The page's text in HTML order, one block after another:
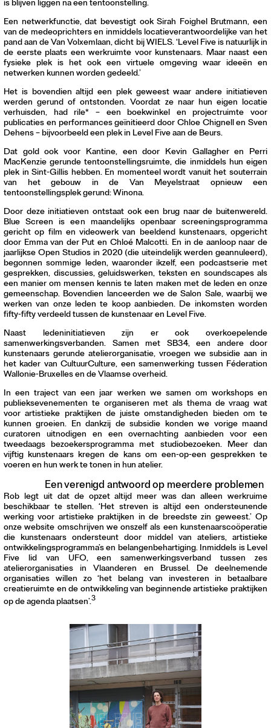
is blijven liggen na een tentoonstelling.
Een netwerkfunctie, dat bevestigt ook Sirah Foighel Brutmann, een
van de medeoprichters en inmiddels locatieverantwoordelijke van het
pand aan de Van Volxemlaan, dicht bij WIELS. ‘Level Five is natuurlijk in
de eerste plaats een werkruimte voor kunstenaars. Maar naast een
fysieke plek is het ook een virtuele omgeving waar ideeën en
netwerken kunnen worden gedeeld.’
Het is bovendien altijd een plek geweest waar andere initiatieven
werden gerund of ontstonden. Voordat ze naar hun eigen locatie
verhuisden, had rile* – een boekwinkel en projectruimte voor
publicaties en performances geïnitieerd door Chloe Chignell en Sven
Dehens – bijvoorbeeld een plek in Level Five aan de Beurs.
Dat gold ook voor Kantine, een door Kevin Gallagher en Perri
MacKenzie gerunde tentoonstellingsruimte, die inmiddels hun eigen
plek in Sint-Gillis hebben. En momenteel wordt vanuit het souterrain
van het gebouw in de Van Meyelstraat opnieuw een
tentoonstellingsplek gerund: Winona.
Door deze initiatieven ontstaat ook een brug naar de buitenwereld.
Blue Screen is een maandelijks openbaar screeningsprogramma
gericht op film en videowerk van beeldend kunstenaars, opgericht
door Emma van der Put en Chloé Malcotti. En in de aanloop naar de
jaarlijkse Open Studios in 2020 (die uiteindelijk werden geannuleerd),
begonnen sommige leden, waaronder ikzelf, een podcastserie met
gesprekken, discussies, geluidswerken, teksten en soundscapes als
een manier om mensen kennis te laten maken met de leden en onze
gemeenschap. Bovendien lanceerden we de Salon Sale, waarbij we
werken van onze leden te koop aanbieden. De inkomsten worden
fifty-fifty verdeeld tussen de kunstenaar en Level Five.
Naast ledeninitiatieven zijn er ook overkoepelende
samenwerkingsverbanden. Samen met SB34, een andere door
kunstenaars gerunde atelierorganisatie, vroegen we subsidie aan in
het kader van CultuurCulture, een samenwerking tussen Féderation
Wallonie-Bruxelles en de Vlaamse overheid.
In een traject van een jaar werken we samen om workshops en
publieksevenementen te organiseren met als thema de vraag wat
voor artistieke praktijken de juiste omstandigheden bieden om te
kunnen groeien. En dankzij de subsidie konden we vorige maand
curatoren uitnodigen en een overnachting aanbieden voor een
tweedaags bezoekersprogramma met studiobezoeken. Meer dan
vijftig kunstenaars kregen de kans om een-op-een gesprekken te
voeren en hun werk te tonen in hun atelier.
Een verenigd antwoord op meerdere problemen
Rob legt uit dat de opzet altijd meer was dan alleen werkruime
beschikbaar te stellen. ‘Het streven is altijd een ondersteunende
werking voor artistieke praktijken in de breedste zin geweest.’ Op
onze website omschrijven we onszelf als een kunstenaarscoöperatie
die kunstenaars ondersteunt door middel van ateliers, artistieke
ontwikkelingsprogramma’s en belangenbehartiging. Inmiddels is Level
Five lid van UFO, een samenwerkingsverband tussen zes
atelierorganisaties in Vlaanderen en Brussel. De deelnemende
organisaties willen zo ‘het belang van investeren in betaalbare
creatieruimte en de ontwikkeling van beginnende artistieke praktijken
op de agenda plaatsen’.3